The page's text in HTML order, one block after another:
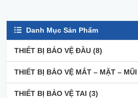
Danh Mục Sản Phẩm
THIẾT BỊ BẢO VỆ ĐẦU (8)
THIẾT BỊ BẢO VỆ MẮT – MẶT –
THIẾT BỊ BẢO VỆ TAI (3)